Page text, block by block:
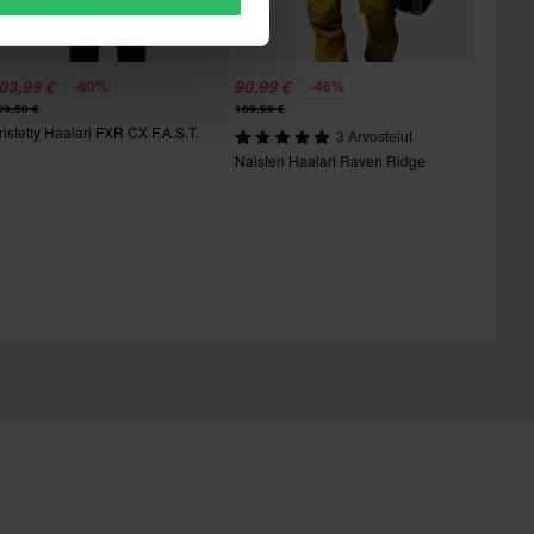
€ -60%
€
Haalari FXR CX F.A.S.T.
90,99 € -46%
169,99 €
3 Arvostelut
Naisten Haalari Raven Ridge